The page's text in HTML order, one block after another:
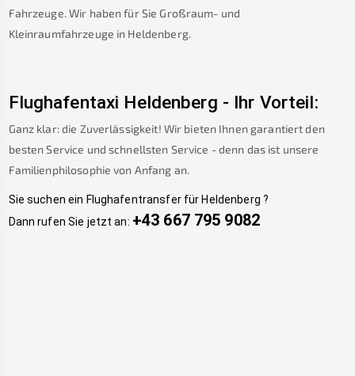
Fahrzeuge. Wir haben für Sie Großraum- und
Kleinraumfahrzeuge in Heldenberg.
Flughafentaxi Heldenberg - Ihr Vorteil:
Ganz klar: die Zuverlässigkeit! Wir bieten Ihnen garantiert den
besten Service und schnellsten Service - denn das ist unsere
Familienphilosophie von Anfang an.
Sie suchen ein Flughafentransfer für Heldenberg ?
Dann rufen Sie jetzt an: +43 667 795 9082